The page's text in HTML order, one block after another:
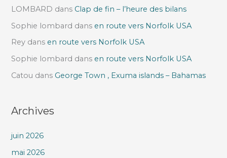
LOMBARD dans Clap de fin – l’heure des bilans
Sophie lombard dans en route vers Norfolk USA
Rey dans en route vers Norfolk USA
Sophie lombard dans en route vers Norfolk USA
Catou dans George Town , Exuma islands – Bahamas
Archives
juin 2026
mai 2026